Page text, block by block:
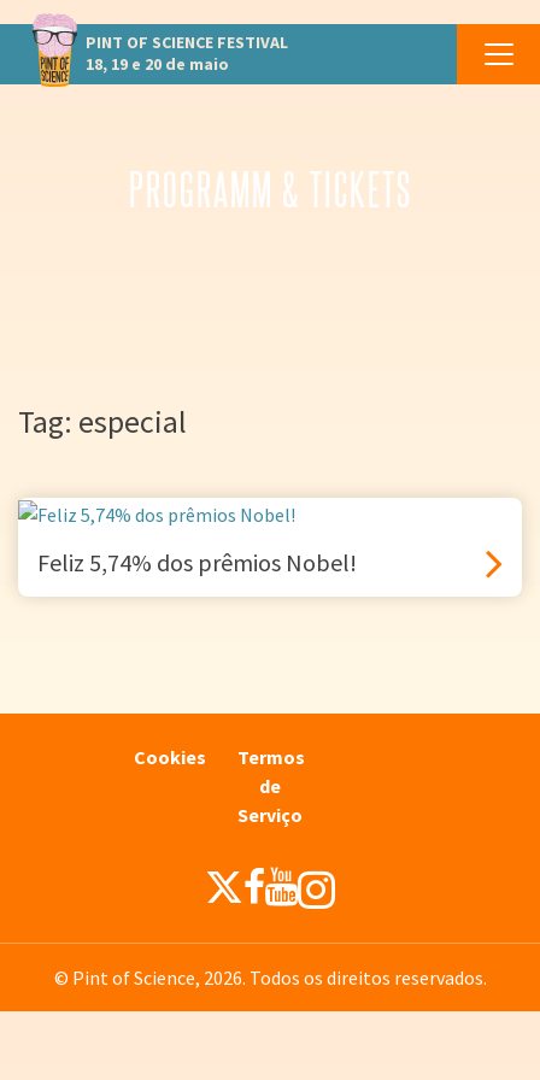
PINT OF SCIENCE FESTIVAL
18, 19 e 20 de maio
PROGRAMM & TICKETS
Tag: especial
Feliz 5,74% dos prêmios Nobel!
Cookies
Termos
de
Serviço
© Pint of Science, 2026. Todos os direitos reservados.